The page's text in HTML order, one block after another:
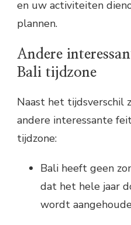
en uw activiteiten
plannen.
Andere
Bali tijdzone
Naast het tijdsverschil
andere interessante
tijdzone:
Bali heeft geen
dat het hele jaar
wordt